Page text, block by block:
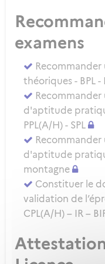
examens
théoriques - BPL -
d'aptitude
PPL(A/H) - SPL
d'aptitude
montagne
Constituer le
validation de
CPL(A/H) – IR –